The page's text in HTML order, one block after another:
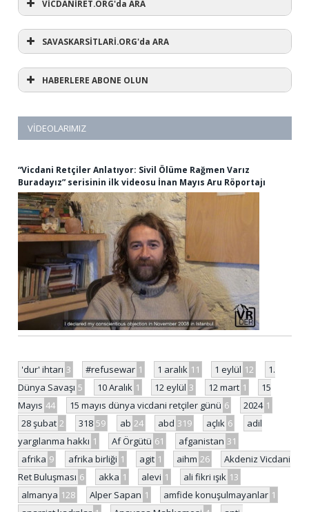
VİCDANİRET.ORG'da ARA
SAVASKARSİTLARİ.ORG'da ARA
HABERLERE ABONE OLUN
VIDEOLARIMIZ
“Vicdani Retçiler Anlatıyor: Sivil Ölüme Rağmen Varız
Buradayız” serisinin ilk videosu İnan Mayıs Aru Röportajı
'dur' ihtarı 3 #refusewar 1 1 aralık 11 1 eylül 12
1.
Dünya Savaşı 5 10 Aralık 1 12 eylül 3 12 mart 1
15
Mayıs 44 15 mayıs dünya vicdani retçiler günü 6 2024 1
28 şubat 2 318 59 ab 24 abd 319 açlık 6
adil
yargılanma hakkı 1 Af Örgütü 61 afganistan 31
afrika 9 afrika birliği 1 agit 1 aihm 26
Akdeniz Vicdani
Ret Buluşması 6 akka 1 alevi 1 ali fikri ışık 13
almanya 128 Alper Sapan 1 amfide konuşulmayanlar 1